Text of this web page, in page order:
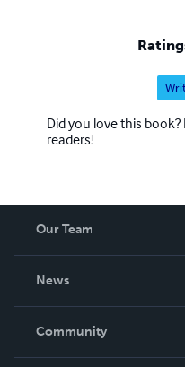
Did you love this
readers!
Our Team
News
In The News
Community